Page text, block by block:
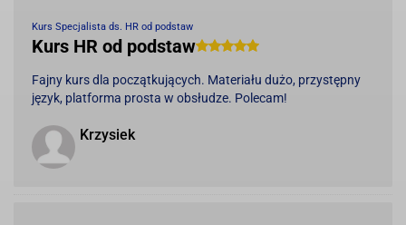
Kurs Specjalista ds. HR od podstaw
Kurs HR od podstaw
Fajny kurs dla początkujących. Materiału dużo, przystępny
język, platforma prosta w obsłudze. Polecam!
Krzysiek